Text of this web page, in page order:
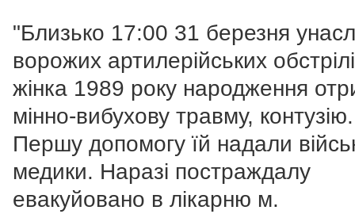
"Близько 17:00 31 березня
ворожих артилерійських
жінка 1989 року народження
мінно-вибухову травму, контузію.
Першу допомогу їй надали
медики. Наразі постраждалу
евакуйовано в лікарню м.